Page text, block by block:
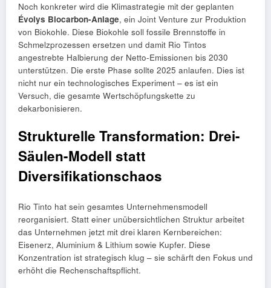
Noch konkreter wird die Klimastrategie mit der geplanten
Évolys Biocarbon-Anlage, ein Joint Venture zur Produktion
von Biokohle. Diese Biokohle soll fossile Brennstoffe in
Schmelzprozessen ersetzen und damit Rio Tintos
angestrebte Halbierung der Netto-Emissionen bis 2030
unterstützen. Die erste Phase sollte 2025 anlaufen. Dies ist
nicht nur ein technologisches Experiment – es ist ein
Versuch, die gesamte Wertschöpfungskette zu
dekarbonisieren.
Strukturelle Transformation: Drei-
Säulen-Modell statt
Diversifikationschaos
Rio Tinto hat sein gesamtes Unternehmensmodell
reorganisiert. Statt einer unübersichtlichen Struktur arbeitet
das Unternehmen jetzt mit drei klaren Kernbereichen:
Eisenerz, Aluminium & Lithium sowie Kupfer. Diese
Konzentration ist strategisch klug – sie schärft den Fokus und
erhöht die Rechenschaftspflicht.